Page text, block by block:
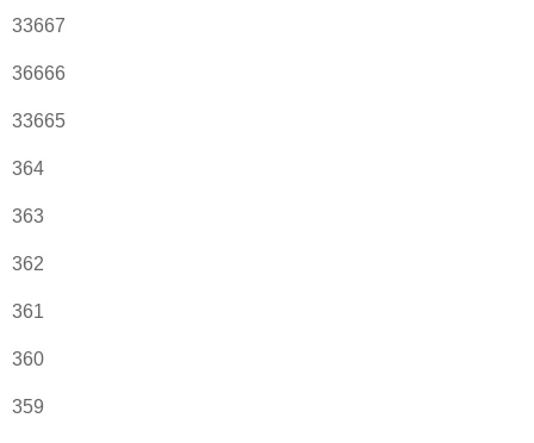
33667
36666
33665
364
363
362
361
360
359